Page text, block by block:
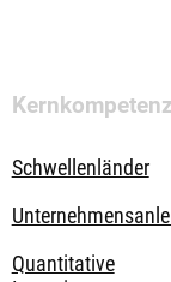
Schwellenländer
Quantitative